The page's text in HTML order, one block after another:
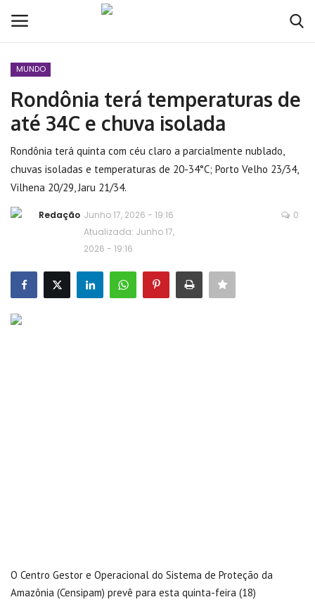
Home
Contato
BRASIL
MUNDO
Rondônia terá temperaturas de
até 34C e chuva isolada
Rondônia terá quinta com céu claro a parcialmente nublado,
chuvas isoladas e temperaturas de 20-34°C; Porto Velho 23/34,
Vilhena 20/29, Jaru 21/34.
Redação Junho 17, 2026 - 19:16
Atualizada: Junho 17,
2026 - 19:16
0
O Centro Gestor e Operacional do Sistema de Proteção da
Amazônia (Censipam) prevê para esta quinta-feira (18)